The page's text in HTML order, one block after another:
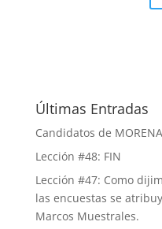
Últimas Entradas
Candidatos de
Lección #48: FIN
Lección #47: Como
las encuestas se
Marcos Muestrales.